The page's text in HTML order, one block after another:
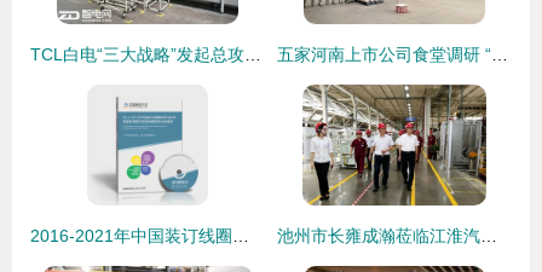
TCL白电“三大战略”发起总攻 计划五年进前三——市场调研深度解析 五家河南上市公司食堂调研 “五环外”的团餐市场真实现状
2016-2021年中国装订线圈项目行业市场深度调研及投资战略研究分析报告 池州市长雍成瀚莅临江淮汽车考察调研市场动态